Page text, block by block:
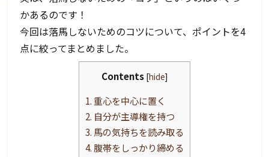
かあるのです！
今回は落馬しないためのコツについて、ポイントを4
点に絞ってまとめました。
Contents [hide]
1.重心を中心に置く
2. 自分が主導権を持つ
3. 馬の気持ちを読み取る
4. 腹帯をしっかり締める